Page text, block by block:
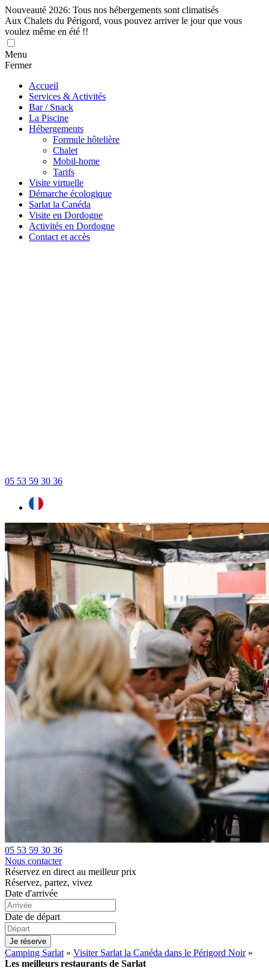
Nouveauté 2026: Tous nos hébergements sont climatisés
Aux Chalets du Périgord, vous pouvez arriver le jour que vous
voulez même en été !!
Menu
Fermer
Accueil
Services & Activités
Bar / Snack
La Piscine
Hébergements
Formule hôtelière
Chalet
Mobil-home
Tarifs
Visite virtuelle
Démarche écologique
Sarlat la Canéda
Visite en Dordogne
Activités en Dordogne
Contact et accès
05 53 59 30 36
05 53 59 30 36
Nous contacter
Réservez en direct au meilleur prix
Réservez, partez, vivez
Date d'arrivée
Date de départ
Je réserve
Camping Sarlat » Visiter Sarlat la Canéda dans le Périgord Noir»
Les meilleurs restaurants de Sarlat